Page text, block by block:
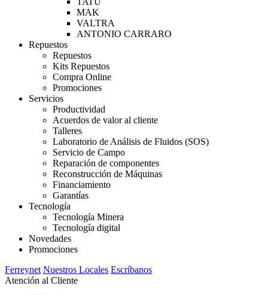
MAK
VALTRA
ANTONIO CARRARO
Repuestos
Repuestos
Kits Repuestos
Compra Online
Promociones
Servicios
Productividad
Acuerdos de valor al cliente
Talleres
Laboratorio de Análisis de Fluidos (SOS)
Servicio de Campo
Reparación de componentes
Reconstrucción de Máquinas
Financiamiento
Garantías
Tecnología
Tecnología Minera
Tecnología digital
Novedades
Promociones
Ferreynet Nuestros Locales Escríbanos
Atención al Cliente